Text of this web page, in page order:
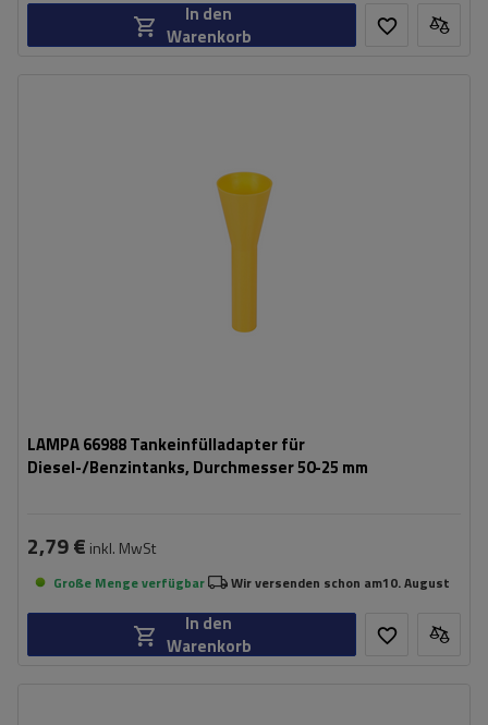
In den
Warenkorb
LAMPA 66988 Tankeinfülladapter für
Diesel-/Benzintanks, Durchmesser 50-25 mm
2,79 € inkl. MwSt
Große Menge verfügbar Wir versenden schon am10. August
In den
Warenkorb